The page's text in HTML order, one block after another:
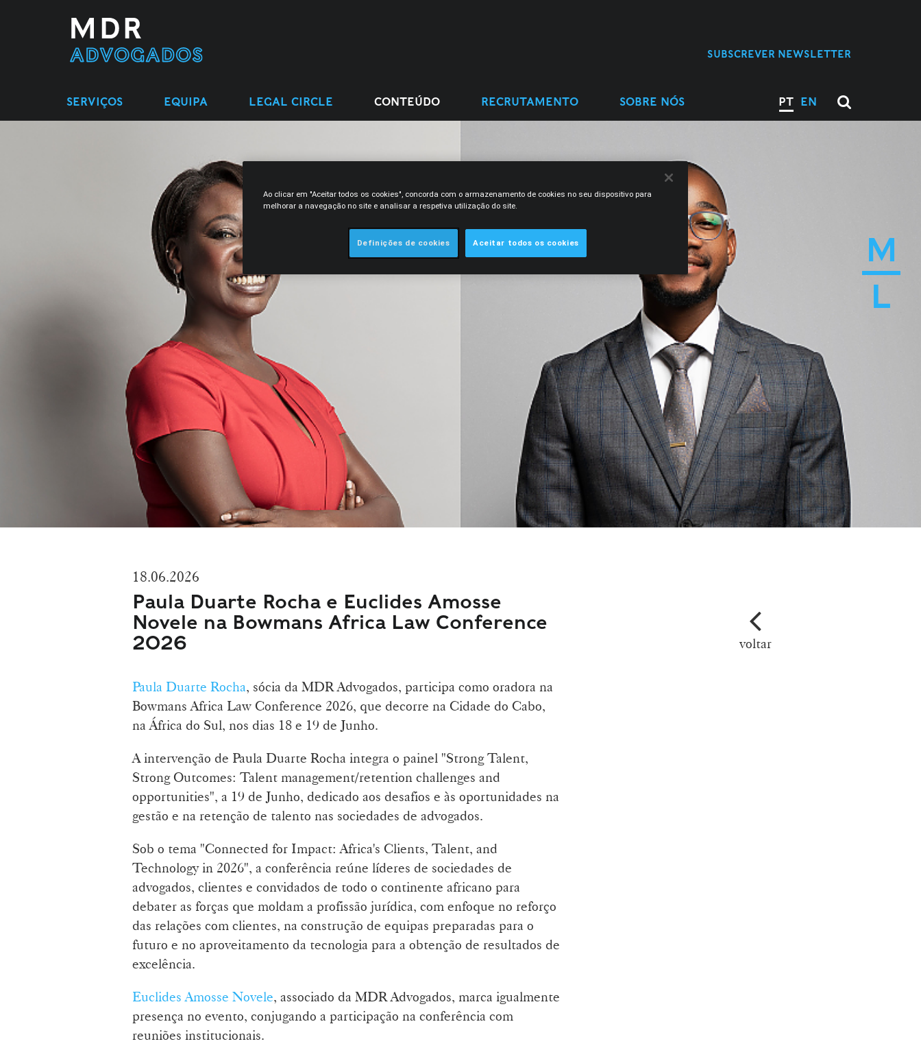
M
L
SERVIÇOS EQUIPA LEGAL CIRCLE CONTEÚDO RECRUTAMENTO SOBRE NÓS PT EN
SUBSCREVER NEWSLETTER
18.06.2026
Paula Duarte Rocha e Euclides Amosse
Novele na Bowmans Africa Law Conference
2026
voltar
Paula Duarte Rocha, sócia da MDR Advogados, participa como oradora na
Bowmans Africa Law Conference 2026, que decorre na Cidade do Cabo,
na África do Sul, nos dias 18 e 19 de Junho.
A intervenção de Paula Duarte Rocha integra o painel "Strong Talent,
Strong Outcomes: Talent management/retention challenges and
opportunities", a 19 de Junho, dedicado aos desafios e às oportunidades na
gestão e na retenção de talento nas sociedades de advogados.
Sob o tema "Connected for Impact: Africa's Clients, Talent, and
Technology in 2026", a conferência reúne líderes de sociedades de
advogados, clientes e convidados de todo o continente africano para
debater as forças que moldam a profissão jurídica, com enfoque no reforço
das relações com clientes, na construção de equipas preparadas para o
futuro e no aproveitamento da tecnologia para a obtenção de resultados de
excelência.
Euclides Amosse Novele, associado da MDR Advogados, marca igualmente
presença no evento, conjugando a participação na conferência com
reuniões institucionais.
Ao clicar em "Aceitar todos os cookies", concorda com o armazenamento de cookies no seu dispositivo para
melhorar a navegação no site e analisar a respetiva utilização do site.
Definições de cookies Aceitar todos os cookies